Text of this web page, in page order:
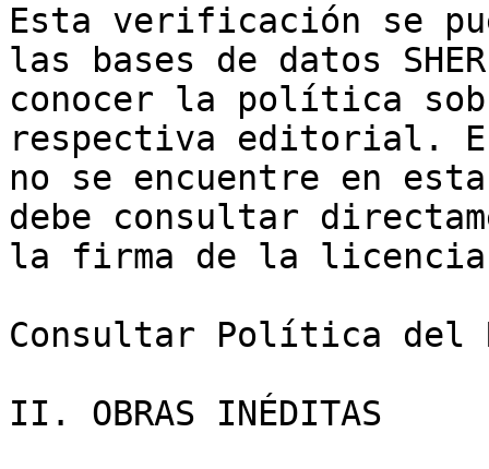
Esta verificación se
las bases de datos
conocer la política
respectiva editorial.
no se encuentre en
debe consultar
la firma de la
Consultar Política
II. OBRAS INÉDITAS